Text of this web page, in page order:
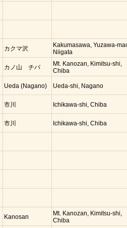
カクマ沢
Kakumasawa, Yuzawa-
Niigata
カノ山 チバ
Mt. Kanozan, Kimitsu-shi,
Chiba
Ueda (Nagano) Ueda-shi, Nagano
市川 Ichikawa-shi, Chiba
市川 Ichikawa-shi, Chiba
Kanosan
Mt. Kanozan, Kimitsu-shi,
Chiba